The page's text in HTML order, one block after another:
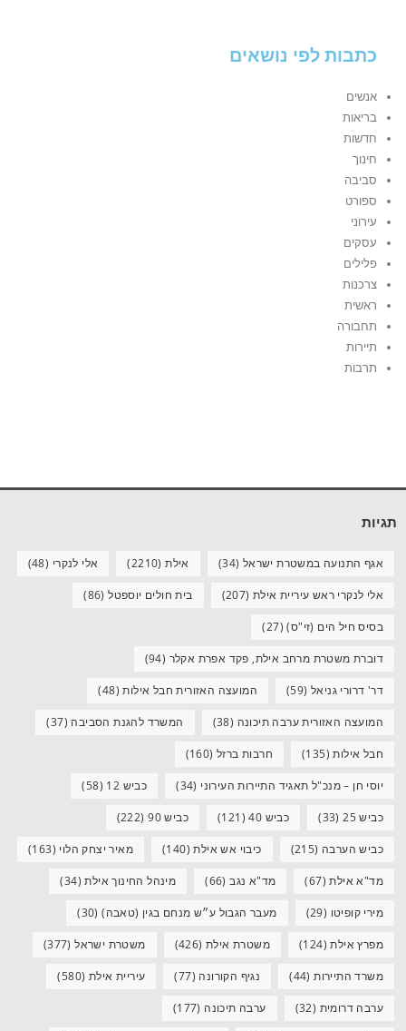
כתבות לפי נושאים
אנשים
בריאות
חדשות
חינוך
סביבה
ספורט
עירוני
עסקים
פלילים
צרכנות
ראשית
תחבורה
תיירות
תרבות
תגיות
אגף התנועה במשטרת ישראל (34) אילת(2210) אלי לנקרי (48)
אלי לנקרי ראש עיריית אילת (207) בית חולים יוספטל(86)
בסיס חיל הים (זי"ס)(27)
דוברת משטרת מרחב אילת, פקד אפרת אקלר (94)
דר' דרורי גניאל (59) המועצה האזורית חבל אילות(48)
המועצה האזורית ערבה תיכונה (38) המשרד להגנת הסביבה (37)
חבל אילות(135) חרבות ברזל (160)
יוסי חן – מנכ"ל תאגיד התיירות העירוני (34) כביש 12 (58)
כביש 25 (33) כביש 40 (121) כביש 90 (222)
כביש הערבה (215) כיבוי אש אילת(140) מאיר יצחק הלוי (163)
מד"א אילת(67) מד"א נגב(66) מינהל החינוך אילת(34)
מירי קופיטו (29) מעבר הגבול ע״ש מנחם בגין (טאבה)(30)
מפרץ אילת(124) משטרת אילת (426) משטרת ישראל(377)
משרד התיירות(44) נגיף הקורונה (77) עיריית אילת (580)
ערבה דרומית (32) ערבה תיכונה (177)